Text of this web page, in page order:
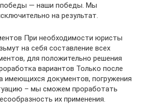
— наши победы. Мы
на результат.
При необходимости юристы
на себя составление всех
для положительно решения
вариантов Только после
имеющихся документов, погружения
– мы сможем проработать
их применения.